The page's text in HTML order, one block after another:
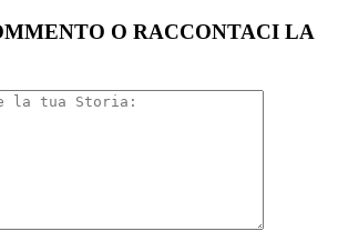
O RACCONTACI LA